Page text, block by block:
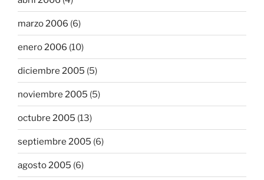
marzo 2006 (6)
enero 2006 (10)
diciembre 2005 (5)
noviembre 2005 (5)
octubre 2005 (13)
septiembre 2005 (6)
agosto 2005 (6)